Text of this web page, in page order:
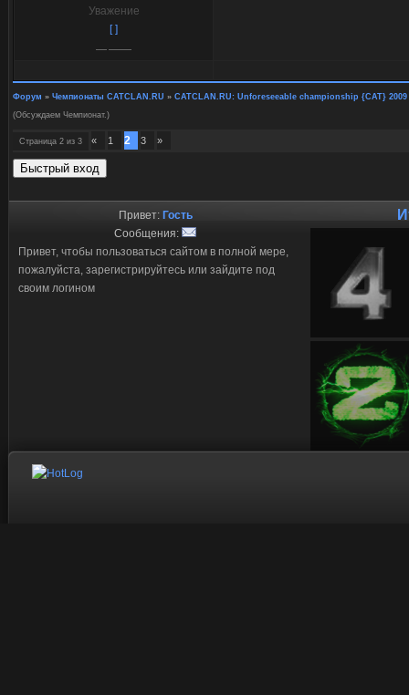
Уважение
[ ]
Форум » Чемпионаты CATCLAN.RU » CATCLAN.RU: Unforeseeable championship {CAT} 2009
(Обсуждаем Чемпионат.)
Страница 2 из 3 « 1 2 3 »
Привет: Гость
Сообщения:
Привет, чтобы пользоваться сайтом в полной мере,
пожалуйста, зарегистрируйтесь или зайдите под
своим логином